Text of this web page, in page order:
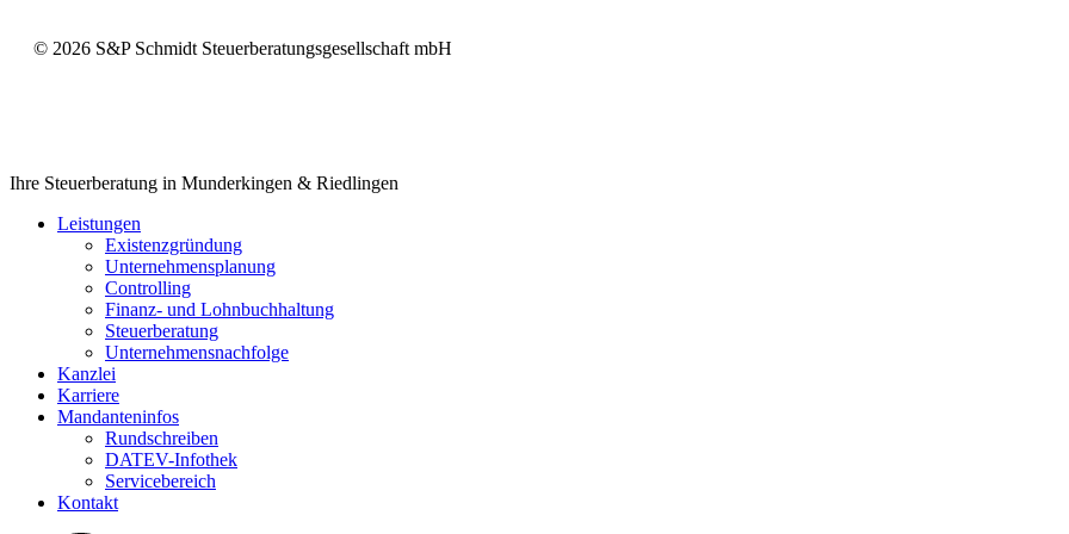
© 2026 S&P Schmidt Steuerberatungsgesellschaft mbH
Close
Ihre Steuerberatung in Munderkingen & Riedlingen
Leistungen
Existenzgründung
Unternehmensplanung
Controlling
Finanz- und Lohnbuchhaltung
Steuerberatung
Unternehmensnachfolge
Kanzlei
Karriere
Mandanteninfos
Rundschreiben
DATEV-Infothek
Servicebereich
Kontakt